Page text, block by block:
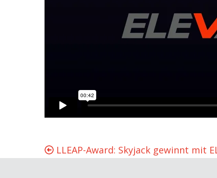
LLEAP-Award: Skyjack gewinnt mit